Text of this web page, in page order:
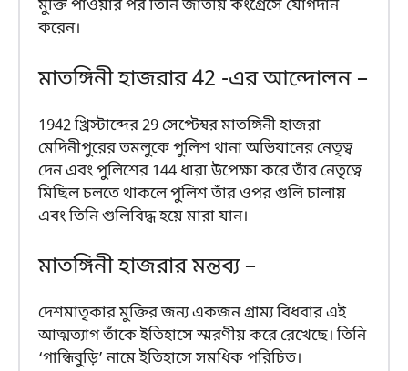
মুক্তি পাওয়ার পর তিনি জাতীয় কংগ্রেসে যোগদান
করেন।
মাতঙ্গিনী হাজরার 42 -এর আন্দোলন –
1942 খ্রিস্টাব্দের 29 সেপ্টেম্বর মাতঙ্গিনী হাজরা
মেদিনীপুরের তমলুকে পুলিশ থানা অভিযানের নেতৃত্ব
দেন এবং পুলিশের 144 ধারা উপেক্ষা করে তাঁর নেতৃত্বে
মিছিল চলতে থাকলে পুলিশ তাঁর ওপর গুলি চালায়
এবং তিনি গুলিবিদ্ধ হয়ে মারা যান।
মাতঙ্গিনী হাজরার মন্তব্য –
দেশমাতৃকার মুক্তির জন্য একজন গ্রাম্য বিধবার এই
আত্মত্যাগ তাঁকে ইতিহাসে স্মরণীয় করে রেখেছে। তিনি
‘গান্ধিবুড়ি’ নামে ইতিহাসে সমধিক পরিচিত।